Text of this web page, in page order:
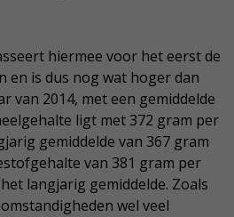
hiermee voor het eerst de
en is dus nog wat hoger dan
van 2014, met een gemiddelde
ligt met 372 gram per
gemiddelde van 367 gram
van 381 gram per
langjarig gemiddelde. Zoals
wel veel